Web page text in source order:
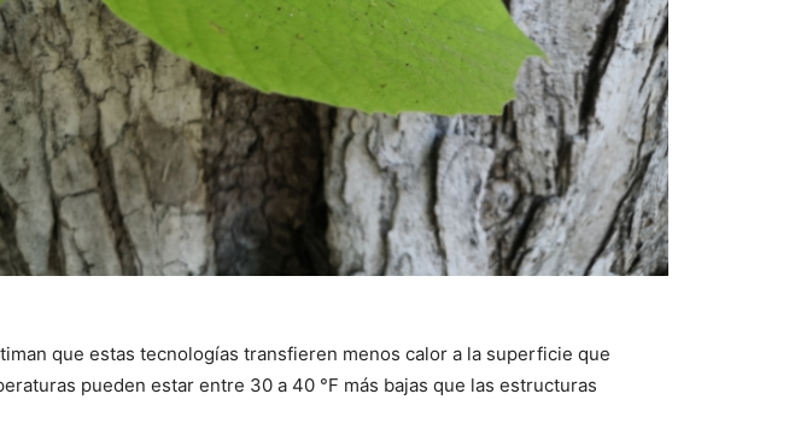
que estas tecnologías transfieren menos calor a la superficie que
pueden estar entre 30 a 40 °F más bajas que las estructuras